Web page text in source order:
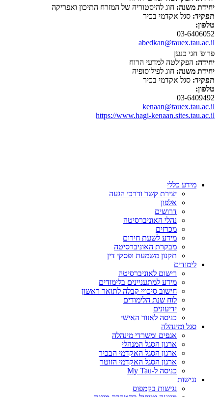
יחידת משנה: חוג להיסטוריה של המזרח התיכון ואפריקה
תפקיד: סגל אקדמי בכיר
טלפון:
03-6406052
abedkan@tauex.tau.ac.il
פרופ' חגי כנען
יחידה: הפקולטה למדעי הרוח
יחידת משנה: חוג לפילוסופיה
תפקיד: סגל אקדמי בכיר
טלפון:
03-6409492
kenaan@tauex.tau.ac.il
https://www.hagi-kenaan.sites.tau.ac.il
מכרזים
מידע לשעת חירום
מבקרת האוניברסיטה
תקנון משמעת ופסקי דין
לימודים
רישום לאוניברסיטה
מידע למתעניינים בלימודים
חישוב סיכויי קבלה לתואר ראשון
לוח שנת הלימודים
ידיעונים
כניסה לאזור האישי
סגל ומינהלה
אגפים ומשרדי מינהלה
ארגון הסגל המנהלי
ארגון הסגל האקדמי הבכיר
ארגון הסגל האקדמי הזוטר
כניסה ל-My Tau
נגישות
נגישות בקמפוס
מניעה וטיפול בהטרדה מינית
הנחיות בדבר חוק חופש המידע
הצהרת נגישות
תנאי שימוש